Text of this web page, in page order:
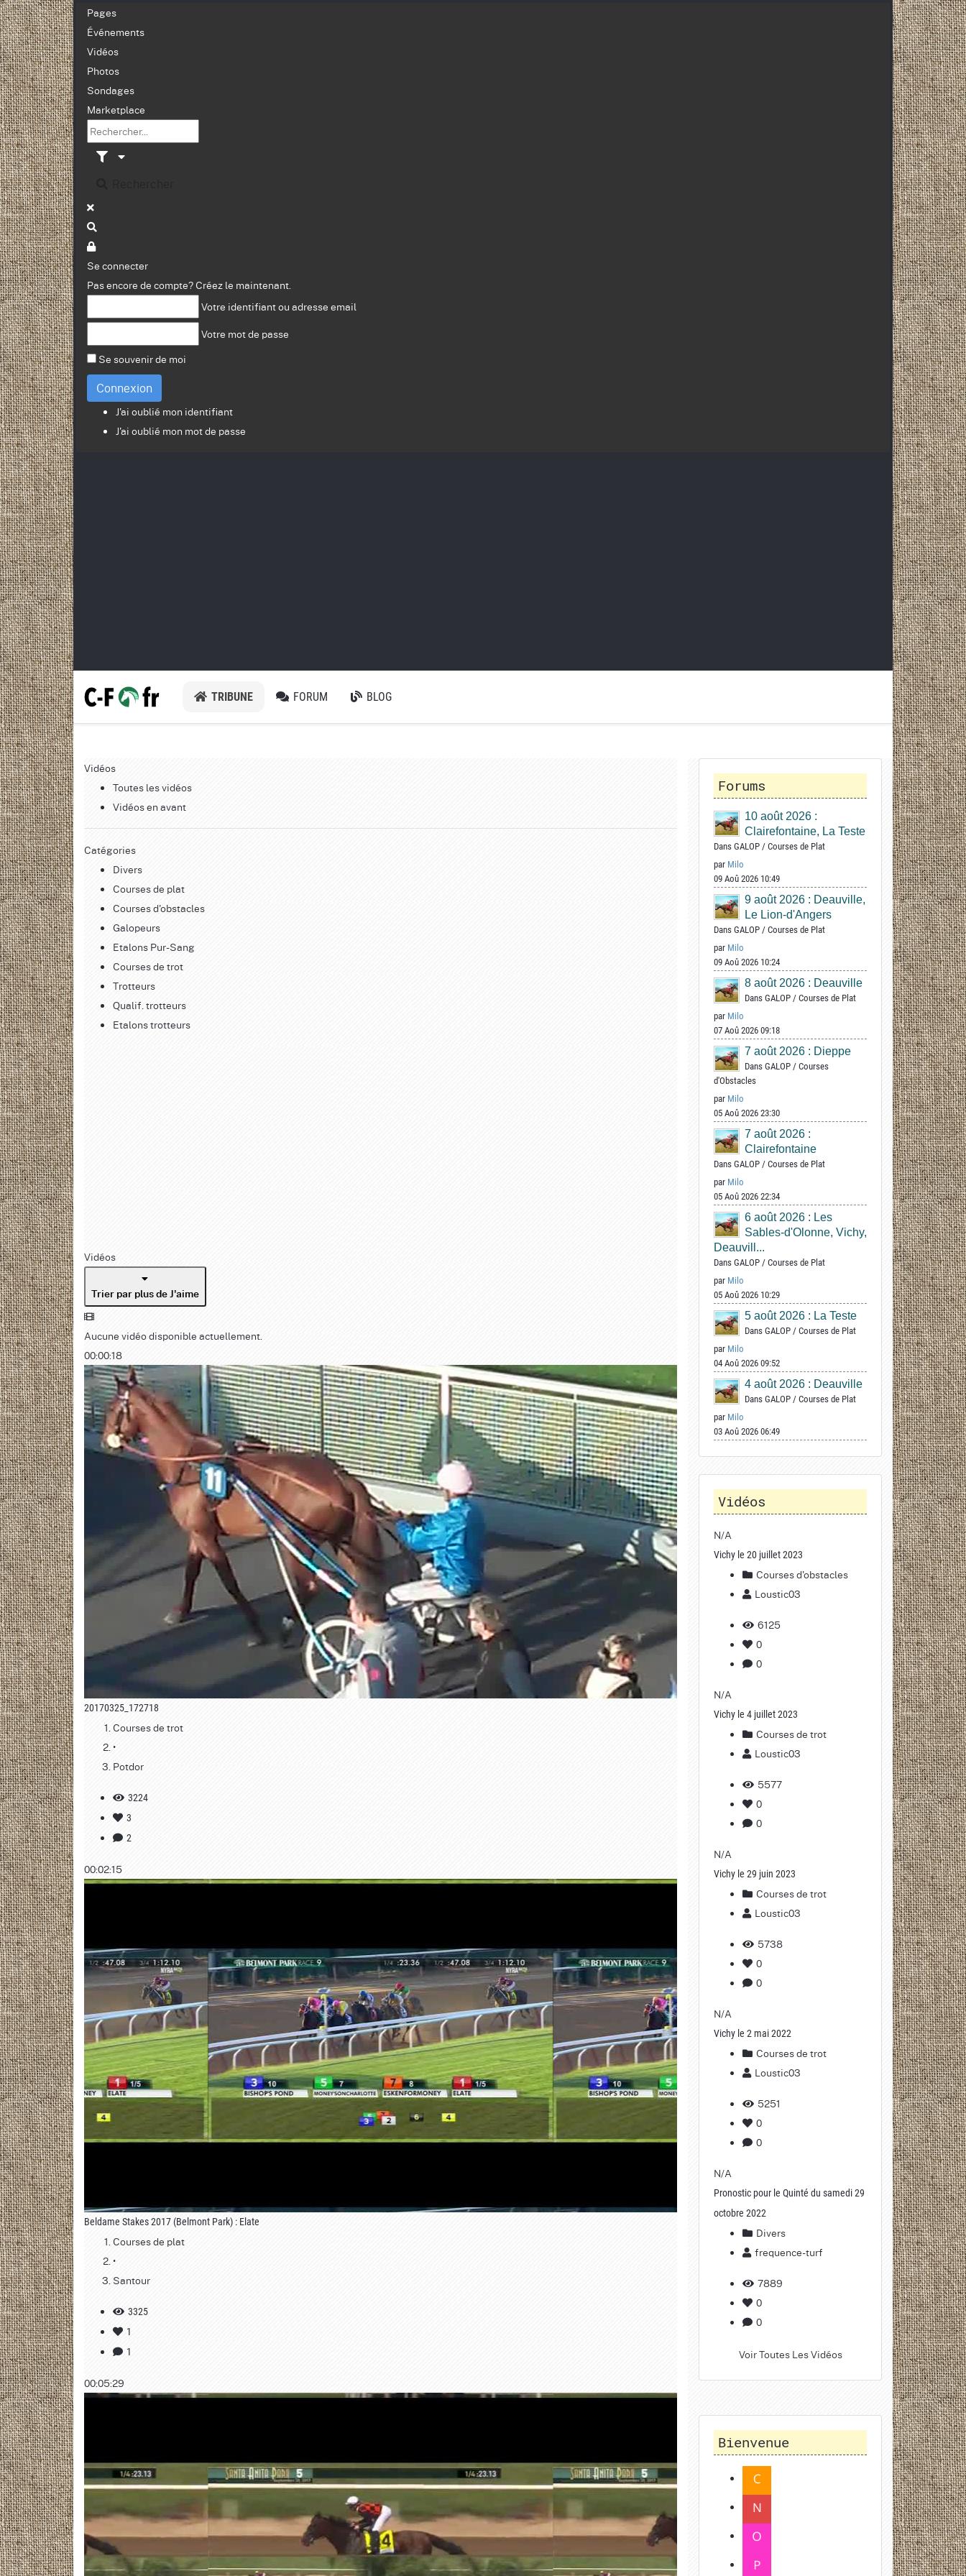
Pages
Événements
Vidéos
Photos
Sondages
Marketplace
Se connecter
Pas encore de compte? Créez le maintenant.
Votre identifiant ou adresse email
Votre mot de passe
Se souvenir de moi
Connexion
J'ai oublié mon identifiant
J'ai oublié mon mot de passe
TRIBUNE FORUM BLOG
Vidéos
Toutes les vidéos
Vidéos en avant
Catégories
Divers
Courses de plat
Courses d'obstacles
Galopeurs
Etalons Pur-Sang
Courses de trot
Trotteurs
Qualif. trotteurs
Etalons trotteurs
Vidéos
Trier par plus de J'aime
Aucune vidéo disponible actuellement.
00:00:18
20170325_172718
Courses de trot
•
Potdor
3224
3
2
00:02:15
Beldame Stakes 2017 (Belmont Park) : Elate
Courses de plat
•
Santour
3325
1
1
00:05:29
Forums
10 août 2026 :
Clairefontaine, La Teste
Dans GALOP / Courses de Plat
par Milo
09 Aoû 2026 10:49
9 août 2026 : Deauville,
Le Lion-d'Angers
Dans GALOP / Courses de Plat
par Milo
09 Aoû 2026 10:24
8 août 2026 : Deauville
Dans GALOP / Courses de Plat
par Milo
07 Aoû 2026 09:18
7 août 2026 : Dieppe
Dans GALOP / Courses
d'Obstacles
par Milo
05 Aoû 2026 23:30
7 août 2026 :
Clairefontaine
Dans GALOP / Courses de Plat
par Milo
05 Aoû 2026 22:34
6 août 2026 : Les
Sables-d'Olonne, Vichy,
Deauvill...
Dans GALOP / Courses de Plat
par Milo
05 Aoû 2026 10:29
5 août 2026 : La Teste
Dans GALOP / Courses de Plat
par Milo
04 Aoû 2026 09:52
4 août 2026 : Deauville
Dans GALOP / Courses de Plat
par Milo
03 Aoû 2026 06:49
Vidéos
N/A
Vichy le 20 juillet 2023
Courses d'obstacles
Loustic03
6125
0
0
N/A
Vichy le 4 juillet 2023
Courses de trot
Loustic03
5577
0
0
N/A
Vichy le 29 juin 2023
Courses de trot
Loustic03
5738
0
0
N/A
Vichy le 2 mai 2022
Courses de trot
Loustic03
5251
0
0
N/A
Pronostic pour le Quinté du samedi 29
octobre 2022
Divers
frequence-turf
7889
0
0
Voir Toutes Les Vidéos
Bienvenue